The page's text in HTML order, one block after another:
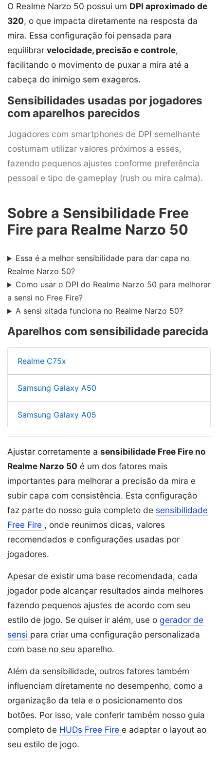
O Realme Narzo 50 possui um DPI aproximado de
320, o que impacta diretamente na resposta da
mira. Essa configuração foi pensada para
equilibrar velocidade, precisão e controle,
facilitando o movimento de puxar a mira até a
cabeça do inimigo sem exageros.
Sensibilidades usadas por jogadores
com aparelhos parecidos
Jogadores com smartphones de DPI semelhante
costumam utilizar valores próximos a esses,
fazendo pequenos ajustes conforme preferência
pessoal e tipo de gameplay (rush ou mira calma).
Sobre a Sensibilidade Free
Fire para Realme Narzo 50
Essa é a melhor sensibilidade para dar capa no
Realme Narzo 50?
Como usar o DPI do Realme Narzo 50 para melhorar
a sensi no Free Fire?
A sensi xitada funciona no Realme Narzo 50?
Aparelhos com sensibilidade parecida
Realme C75x
Samsung Galaxy A50
Samsung Galaxy A05
Ajustar corretamente a sensibilidade Free Fire no
Realme Narzo 50 é um dos fatores mais
importantes para melhorar a precisão da mira e
subir capa com consistência. Esta configuração
faz parte do nosso guia completo de sensibilidade
Free Fire , onde reunimos dicas, valores
recomendados e configurações usadas por
jogadores.
Apesar de existir uma base recomendada, cada
jogador pode alcançar resultados ainda melhores
fazendo pequenos ajustes de acordo com seu
estilo de jogo. Se quiser ir além, use o gerador de
sensi para criar uma configuração personalizada
com base no seu aparelho.
Além da sensibilidade, outros fatores também
influenciam diretamente no desempenho, como a
organização da tela e o posicionamento dos
botões. Por isso, vale conferir também nosso guia
completo de HUDs Free Fire e adaptar o layout ao
seu estilo de jogo.